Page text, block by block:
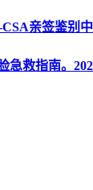
亲签鉴别
急救指南。